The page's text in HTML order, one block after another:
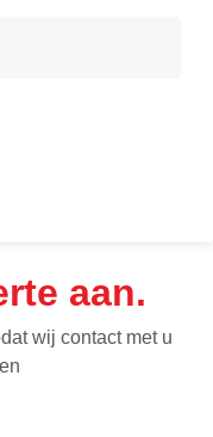
aan
wij contact met u